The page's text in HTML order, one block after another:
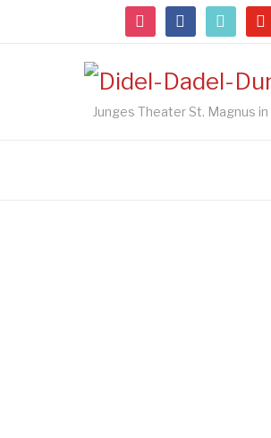
instagramfacebooktiktok
Junges Theater St. Magnus